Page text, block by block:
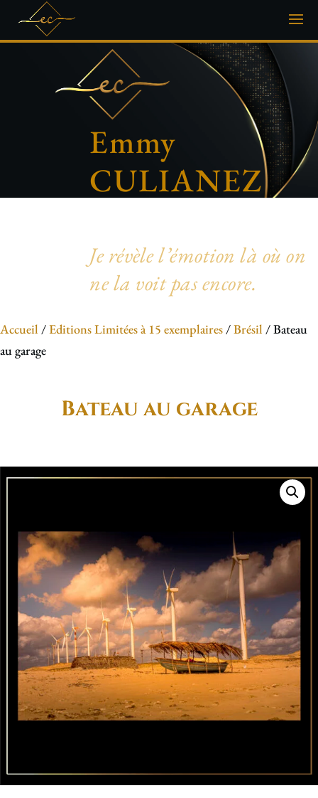
Emmy
CULIANEZ
Je révèle l’émotion là où on
ne la voit pas encore.
Accueil /Editions Limitées à 15 exemplaires /Brésil / Bateau
au garage
Bateau au garage